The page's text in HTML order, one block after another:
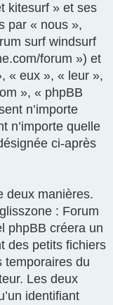
kitesurf » et ses
par « nous »,
surf windsurf
forum ») et
« eux », « leur »,
», « phpBB
n’importe
n’importe quelle
ci-après
deux manières.
: Forum
phpBB créera un
des petits fichiers
temporaires du
Les deux
identifiant